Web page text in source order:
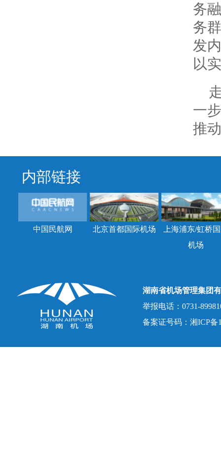
务
务
发
以
一
推
内部链接
中国民航网 北京首都国际机场
上海浦东/虹桥
机场
湖南省机场管理集团
举报电话：0731-
备案证号码：湘ICP备